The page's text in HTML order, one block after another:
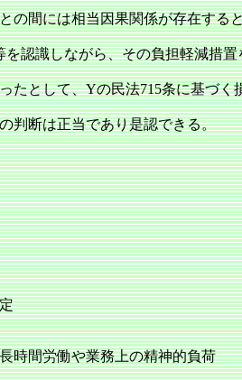
の間には相当因果関係が存在する
認識しながら、その負担軽減措置
たとして、Yの民法715条に基づく
判断は正当であり是認できる。
間労働や業務上の精神的負荷